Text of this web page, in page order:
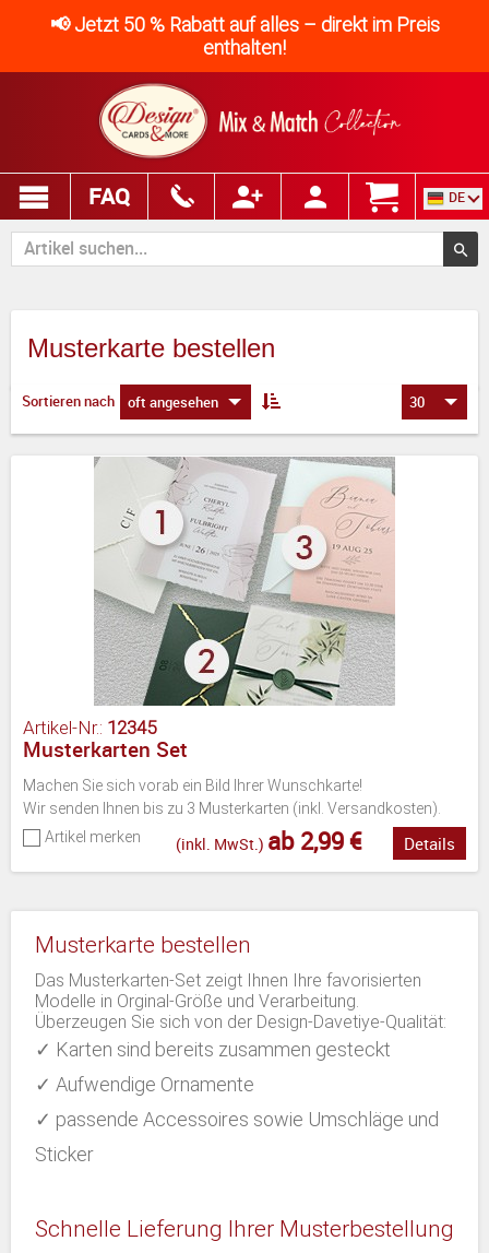
📢 Jetzt 50 % Rabatt auf alles – direkt im Preis
enthalten!
FAQ DE
Musterkarte bestellen
Sortieren nach oft angesehen 30
Artikel-Nr.: 12345
Musterkarten Set
Machen Sie sich vorab ein Bild Ihrer Wunschkarte!
Wir senden Ihnen bis zu 3 Musterkarten (inkl. Versandkosten).
Artikel merken
(inkl. MwSt.) ab 2,99 € Details
Musterkarte bestellen
Das Musterkarten-Set zeigt Ihnen Ihre favorisierten
Modelle in Orginal-Größe und Verarbeitung.
Überzeugen Sie sich von der Design-Davetiye-Qualität:
✓ Karten sind bereits zusammen gesteckt
✓ Aufwendige Ornamente
✓ passende Accessoires sowie Umschläge und
Sticker
Schnelle Lieferung Ihrer Musterbestellung